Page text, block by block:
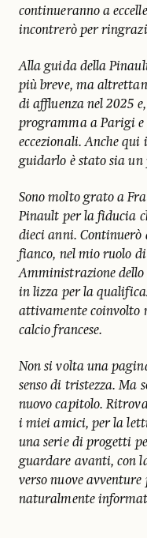
continueranno a
incontrerò per
Alla guida della
più breve, ma
di affluenza nel 2025
programma a Parigi e
eccezionali. Anche
guidarlo è stato sia un
Sono molto grato a
Pinault per la fiducia
dieci anni. Continuerò
fianco, nel mio ruolo
Amministrazione dello
in lizza per la
attivamente coinvolto
calcio francese.
Non si volta una
senso di tristezza. Ma
nuovo capitolo.
i miei amici, per la
una serie di progetti
guardare avanti, con
verso nuove
naturalmente